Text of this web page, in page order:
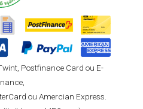
Postfinance Card ou E-
ou Amercian Express.